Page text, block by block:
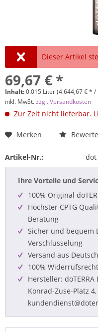
Dieser Artikel
69,67 € *
Inhalt:0.015 Liter (4.644,67 € * /
inkl. MwSt.zzgl. Versandkosten
Zur Zeit nicht lieferbar.
Merken
Artikel-Nr.:
Ihre Vorteile und
100% Original
Höchster CPTG
Beratung
Sicher und bequem
Verschlüsselung
Versand aus
100% Widerrufsrecht
Hersteller:
Konrad-Zuse-Platz